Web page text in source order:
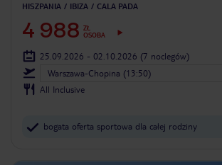
HISZPANIA IBIZA CALA PADA
4 988 ZŁ
OSOBA
25.09.2026 - 02.10.2026 (7 noclegów)
Warszawa-Chopina (13:50)
All Inclusive
bogata oferta sportowa dla całej rodziny